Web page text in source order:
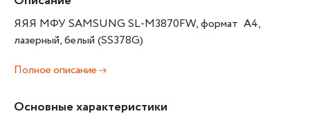
ЯЯЯ МФУ SAMSUNG SL-M3870FW, формат А4,
лазерный, белый (SS378G)
Полное описание
Основные характеристики